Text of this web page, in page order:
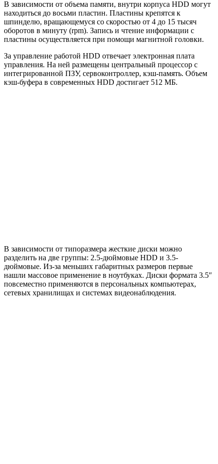
В зависимости от объема памяти, внутри корпуса HDD могут
находиться до восьми пластин. Пластины крепятся к
шпинделю, вращающемуся со скоростью от 4 до 15 тысяч
оборотов в минуту (rpm). Запись и чтение информации с
пластины осуществляется при помощи магнитной головки.
За управление работой HDD отвечает электронная плата
управления. На ней размещены центральный процессор с
интегрированной ПЗУ, сервоконтроллер, кэш-память. Объем
кэш-буфера в современных HDD достигает 512 МБ.
В зависимости от типоразмера жесткие диски можно
разделить на две группы: 2.5-дюймовые HDD и 3.5-
дюймовые. Из-за меньших габаритных размеров первые
нашли массовое применение в ноутбуках. Диски формата 3.5″
повсеместно применяются в персональных компьютерах,
сетевых хранилищах и системах видеонаблюдения.